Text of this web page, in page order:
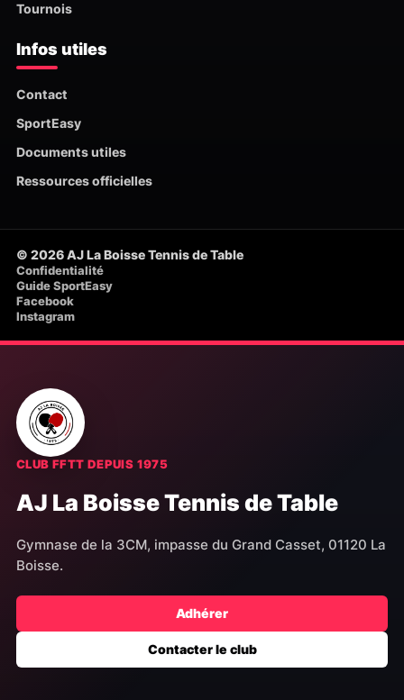
Tournois
Infos utiles
Contact
SportEasy
Documents utiles
Ressources officielles
© 2026 AJ La Boisse Tennis de Table
Confidentialité
Guide SportEasy
Facebook
Instagram
CLUB FFTT DEPUIS 1975
AJ La Boisse Tennis de Table
Gymnase de la 3CM, impasse du Grand Casset, 01120 La
Boisse.
Adhérer
Contacter le club